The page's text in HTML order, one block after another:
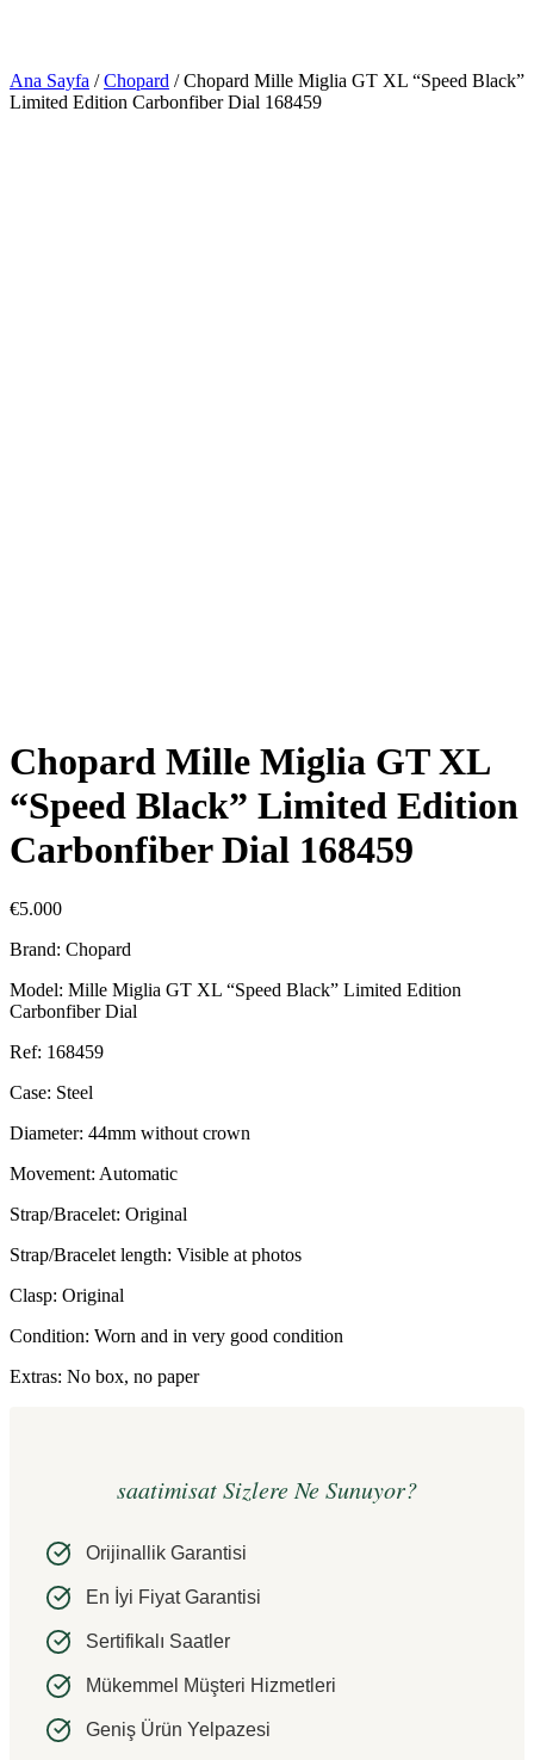
Ana Sayfa /Chopard / Chopard Mille Miglia GT XL “Speed Black”
Limited Edition Carbonfiber Dial 168459
Chopard Mille Miglia GT XL
“Speed Black” Limited Edition
Carbonfiber Dial 168459
€5.000
Brand: Chopard
Model: Mille Miglia GT XL “Speed Black” Limited Edition
Carbonfiber Dial
Ref: 168459
Case: Steel
Diameter: 44mm without crown
Movement: Automatic
Strap/Bracelet: Original
Strap/Bracelet length: Visible at photos
Clasp: Original
Condition: Worn and in very good condition
Extras: No box, no paper
saatimisat Sizlere Ne Sunuyor?
Orijinallik Garantisi
En İyi Fiyat Garantisi
Sertifikalı Saatler
Mükemmel Müşteri Hizmetleri
Geniş Ürün Yelpazesi